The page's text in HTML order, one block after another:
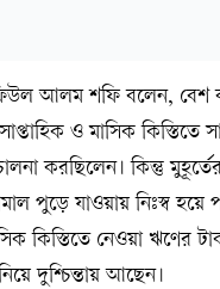
আলম শফি বলেন, বেশ
ও মাসিক কিস্তিতে
করছিলেন। কিন্তু
পুড়ে যাওয়ায় নিঃস্ব হয়ে
কিস্তিতে নেওয়া ঋণের
দুশ্চিন্তায় আছেন।